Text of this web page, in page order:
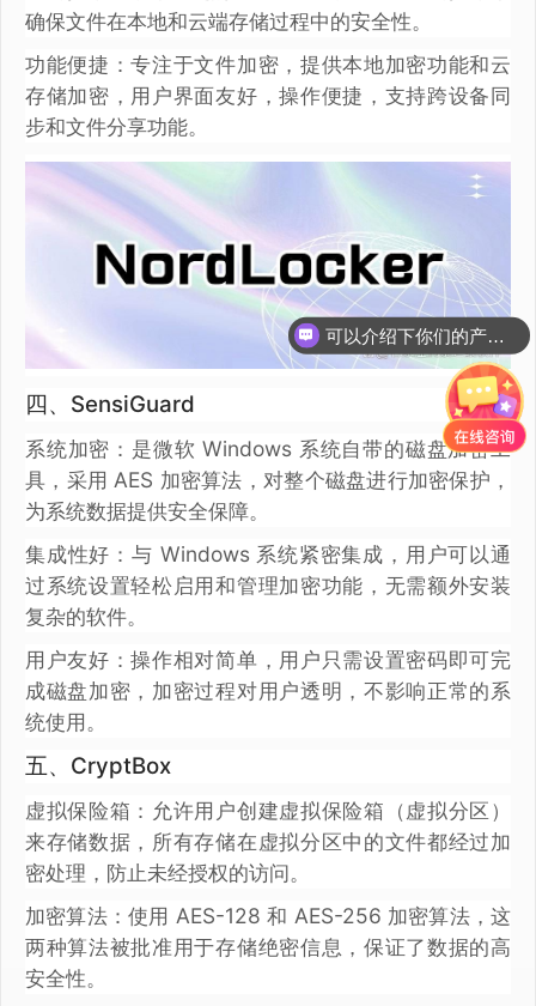
确保文件在本地和云端存储过程中的安全性。
功能便捷：专注于文件加密，提供本地加密功能和云
存储加密，用户界面友好，操作便捷，支持跨设备同
步和文件分享功能。
四、SensiGuard
系统加密：是微软 Windows 系统自带的磁盘加密工
具，采用 AES 加密算法，对整个磁盘进行加密保护，
为系统数据提供安全保障。
集成性好：与 Windows 系统紧密集成，用户可以通
过系统设置轻松启用和管理加密功能，无需额外安装
复杂的软件。
用户友好：操作相对简单，用户只需设置密码即可完
成磁盘加密，加密过程对用户透明，不影响正常的系
统使用。
五、CryptBox
虚拟保险箱：允许用户创建虚拟保险箱（虚拟分区）
来存储数据，所有存储在虚拟分区中的文件都经过加
密处理，防止未经授权的访问。
加密算法：使用 AES-128 和 AES-256 加密算法，这
两种算法被批准用于存储绝密信息，保证了数据的高
安全性。
可以介绍下你们的产品么？